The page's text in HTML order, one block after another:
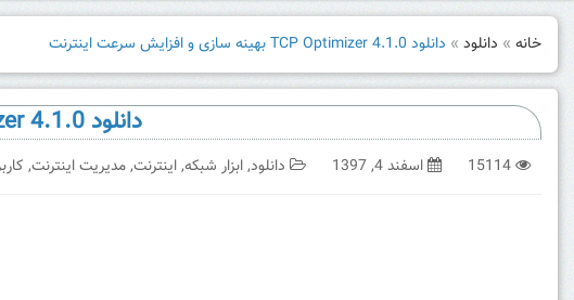
خانه » دانلود » دانلود TCP Optimizer 4.1.0 بهینه سازی و افزایش سرعت اینترنت
دانلود TCP Optimizer 4.1.0 بهینه سازی و افزایش سرعت اینترنت
15114 اسفند 4, 1397 دانلود,ابزار شبکه,اینترنت,مدیریت اینترنت,